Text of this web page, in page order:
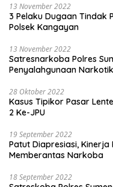
13 November 2022
3 Pelaku Dugaan Tindak
Polsek Kangayan
13 November 2022
Satresnarkoba Polres
Penyalahgunaan
28 Oktober 2022
Kasus Tipikor Pasar
2 Ke-JPU
19 September 2022
Patut Diapresiasi, Kinerja
Memberantas Narkoba
18 September 2022